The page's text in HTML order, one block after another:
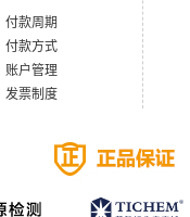
付款周期
付款方式
账户管理
发票制度